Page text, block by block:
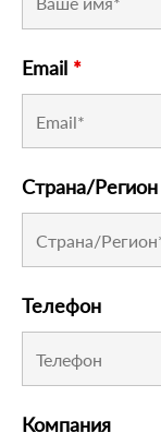
Email *
Страна/Регион
Телефон
Компания